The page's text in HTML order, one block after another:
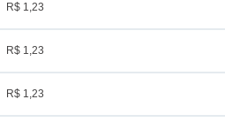
R$ 1,23
R$ 1,23
R$ 1,23